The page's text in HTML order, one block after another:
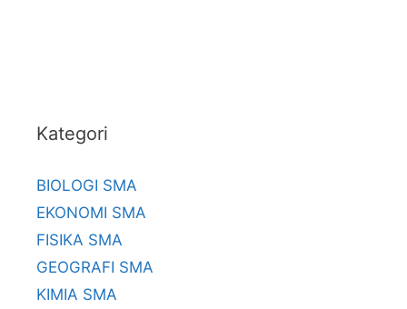
Kategori
BIOLOGI SMA
EKONOMI SMA
FISIKA SMA
GEOGRAFI SMA
KIMIA SMA